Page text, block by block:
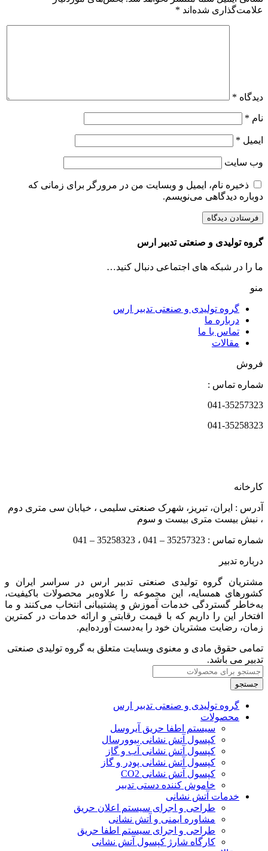
علامت‌گذاری شده‌اند *
دیدگاه *
نام *
ایمیل *
وب‌ سایت
ذخیره نام، ایمیل و وبسایت من در مرورگر برای زمانی که
دوباره دیدگاهی می‌نویسم.
گروه تولیدی و صنعتی تدبیر ارس
ما را در شبکه های اجتماعی دنبال کنید…
منو
گروه تولیدی و صنعتی تدبیر ارس
درباره ما
تماس با ما
مقالات
فروش
شماره تماس :
041-35257323
041-35258323
کارخانه
آدرس : ایران، تبریز، شهرک صنعتی سلیمی ، خیابان سی متری دوم
، نبش بیست متری بیست و سوم
شماره تماس : 35257323 – 041 ، 35258323 – 041
درباره تدبیر
مشتریان گروه تولیدی صنعتی تدبیر ارس در سراسر ایران و
کشورهای همسایه، این مجموعه را علاوه‌بر محصولات باکیفیت،
به‌خاطر گستردگی خدمات آموزش و پشتیبانی انتخاب می‌کنند و ما
افتخار این را داریم که با قیمت رقابتی و ارائه خدمات در کمترین
زمان، رضایت مشتریان خود را به‌دست آورده‌ایم.
تمامی حقوق مادی و معنوی وبسایت متعلق به گروه تولیدی صنعتی
تدبیر می باشد.
جستجو
گروه تولیدی و صنعتی تدبیر ارس
محصولات
سیستم اطفا حریق آیروسل
کپسول آتش نشانی بیوورسال
کپسول آتش نشانی آب و گاز
کپسول آتش نشانی پودر و گاز
کپسول آتش نشانی CO2
خاموش کننده‌ دستی تدبیر
خدمات آتش نشانی
طراحی و اجرای سیستم اعلان حریق
مشاوره ایمنی و آتش نشانی
طراحی و اجرای سیستم اطفا حریق
کارگاه شارژ کپسول آتش نشانی